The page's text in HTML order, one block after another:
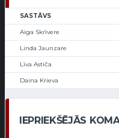
SASTĀVS
Aiga Skrīvere
Linda Jaunzare
Līva Astiča
Daina Krieva
IEPRIEKŠĒJĀS